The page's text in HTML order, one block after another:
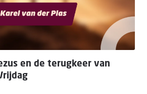
en de terugkeer van